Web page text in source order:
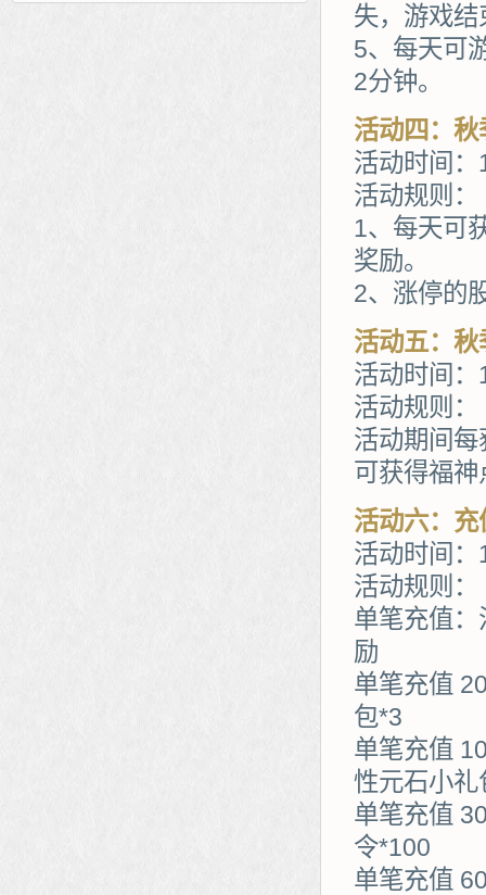
失，游戏结
5、每天可
2分钟。
活动四：
活动时间
活动规则：
1、每天可
奖励。
2、涨停的
活动五：
活动时间
活动规则：
活动期间
可获得福神
活动六：充
活动时间
活动规则：
单笔充值
励
单笔充值
包*3
单笔充值
性元石小礼
单笔充值
令*100
单笔充值